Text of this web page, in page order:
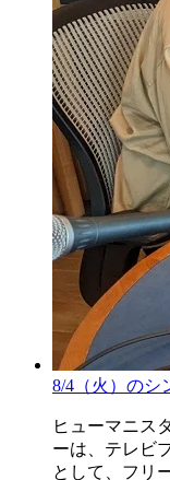
8/4（火）のシ
ヒューマニス
ーは、テレビ
として、フリ